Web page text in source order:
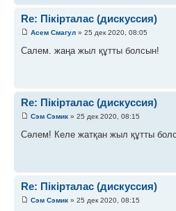
Re: Пікірталас (дискуссия)
Асем Смагул » 25 дек 2020, 08:05
Салем. жаңа жыл құтты болсын!
Re: Пікірталас (дискуссия)
Сэм Сэмик » 25 дек 2020, 08:15
Сәлем! Келе жатқан жыл құтты
Re: Пікірталас (дискуссия)
Сэм Сэмик » 25 дек 2020, 08:15